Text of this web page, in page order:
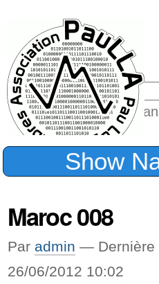
Chercher par
Seulement
Recherche
Show
Maroc 008
Par admin —
26/06/2012 10:02